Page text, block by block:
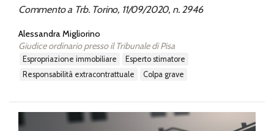
Commento a Trb. Torino, 11/09/2020, n. 2946
Alessandra Migliorino
Giudice ordinario presso il Tribunale di Pisa
espropriazione immobiliare
esperto stimatore
responsabilità extracontrattuale
colpa grave